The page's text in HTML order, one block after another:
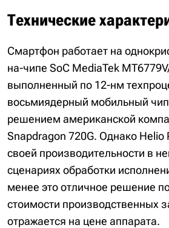
Технические
Смартфон работает на
на-чипе SoC MediaTek
выполненный по 12-нм
восьмиядерный мобильный
решением американской
Snapdragon 720G. Однако Helio
своей производительности в
сценариях обработки
менее это отличное решение
стоимости производственных
отражается на цене аппарата.